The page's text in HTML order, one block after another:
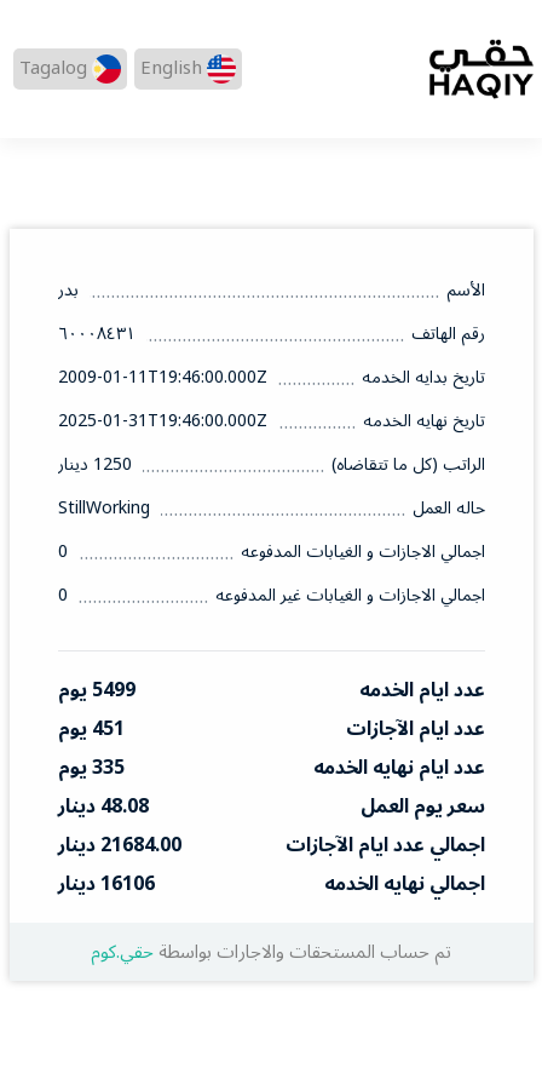
English
Tagalog
الأسم
بدر
رقم الهاتف
٦٠٠٠٨٤٣١
تاريخ بدايه الخدمه
2009-01-11T19:46:00.000Z
تاريخ نهايه الخدمه
2025-01-31T19:46:00.000Z
الراتب (كل ما تتقاضاه)
1250 دينار
حاله العمل
StillWorking
اجمالي الاجازات و الغيابات المدفوعه
0
اجمالي الاجازات و الغيابات غير المدفوعه
0
عدد ايام الخدمه
5499 يوم
عدد ايام الآجازات
451 يوم
عدد ايام نهايه الخدمه
335 يوم
سعر يوم العمل
48.08 دينار
اجمالي عدد ايام الآجازات
21684.00 دينار
اجمالي نهايه الخدمه
16106 دينار
تم حساب المستحقات والاجارات بواسطةحقي.كوم